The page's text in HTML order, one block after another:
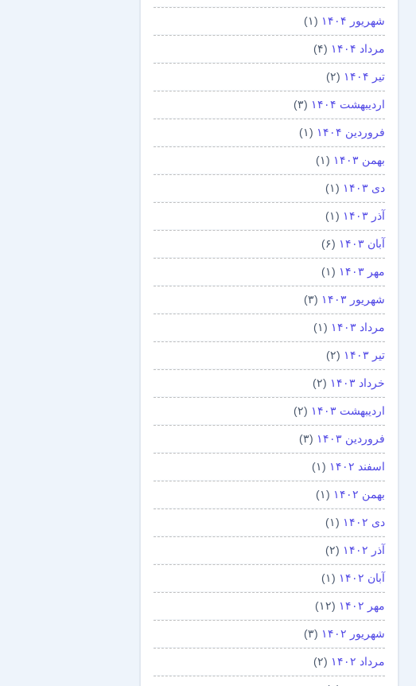
شهریور ۱۴۰۴ (۱)
مرداد ۱۴۰۴ (۴)
تیر ۱۴۰۴ (۲)
اردیبهشت ۱۴۰۴ (۳)
فروردین ۱۴۰۴ (۱)
بهمن ۱۴۰۳ (۱)
دی ۱۴۰۳ (۱)
آذر ۱۴۰۳ (۱)
آبان ۱۴۰۳ (۶)
مهر ۱۴۰۳ (۱)
شهریور ۱۴۰۳ (۳)
مرداد ۱۴۰۳ (۱)
تیر ۱۴۰۳ (۲)
خرداد ۱۴۰۳ (۲)
اردیبهشت ۱۴۰۳ (۲)
فروردین ۱۴۰۳ (۳)
اسفند ۱۴۰۲ (۱)
بهمن ۱۴۰۲ (۱)
دی ۱۴۰۲ (۱)
آذر ۱۴۰۲ (۲)
آبان ۱۴۰۲ (۱)
مهر ۱۴۰۲ (۱۲)
شهریور ۱۴۰۲ (۳)
مرداد ۱۴۰۲ (۲)